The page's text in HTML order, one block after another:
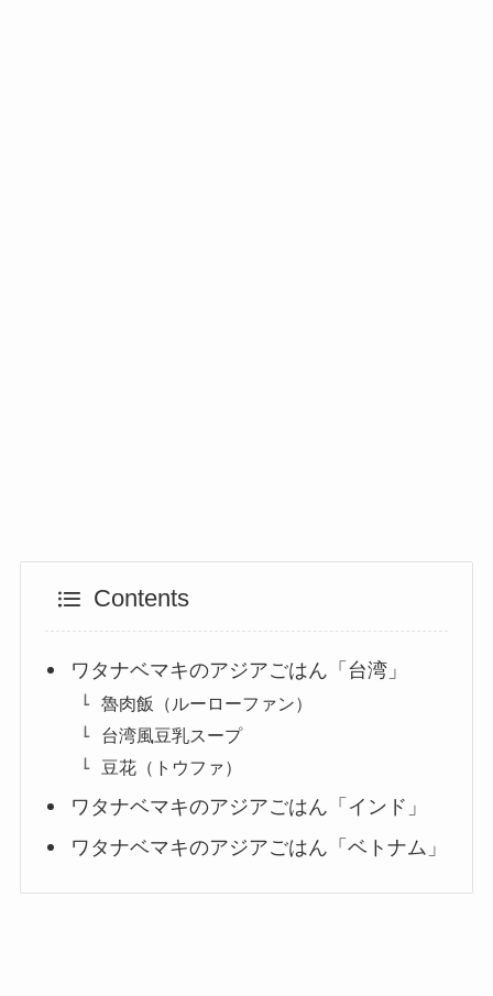
Contents
ワタナベマキのアジアごはん「台湾」
魯肉飯（ルーローファン）
台湾風豆乳スープ
豆花（トウファ）
ワタナベマキのアジアごはん「インド」
ワタナベマキのアジアごはん「ベトナム」